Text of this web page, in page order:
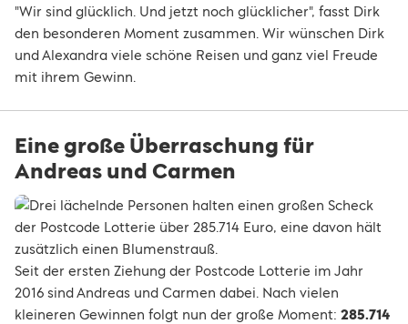
"Wir sind glücklich. Und jetzt noch glücklicher", fasst Dirk
den besonderen Moment zusammen. Wir wünschen Dirk
und Alexandra viele schöne Reisen und ganz viel Freude
mit ihrem Gewinn.
Eine große Überraschung für
Andreas und Carmen
Seit der ersten Ziehung der Postcode Lotterie im Jahr
2016 sind Andreas und Carmen dabei. Nach vielen
kleineren Gewinnen folgt nun der große Moment: 285.714